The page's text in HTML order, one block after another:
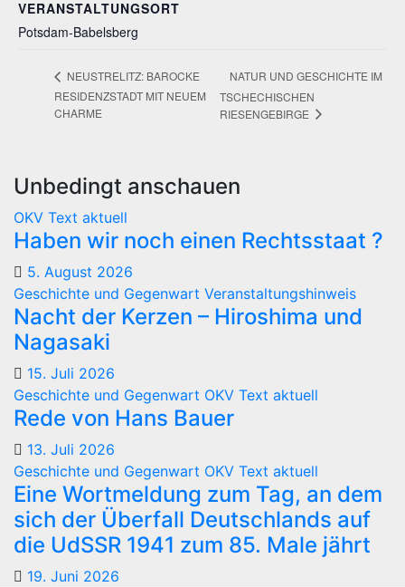
VERANSTALTUNGSORT
Potsdam-Babelsberg
NEUSTRELITZ: BAROCKE
RESIDENZSTADT MIT NEUEM
CHARME
NATUR UND GESCHICHTE IM
TSCHECHISCHEN
RIESENGEBIRGE
Unbedingt anschauen
OKV Text aktuell
Haben wir noch einen Rechtsstaat ?
5. August 2026
Geschichte und Gegenwart Veranstaltungshinweis
Nacht der Kerzen – Hiroshima und
Nagasaki
15. Juli 2026
Geschichte und Gegenwart OKV Text aktuell
Rede von Hans Bauer
13. Juli 2026
Geschichte und Gegenwart OKV Text aktuell
Eine Wortmeldung zum Tag, an dem
sich der Überfall Deutschlands auf
die UdSSR 1941 zum 85. Male jährt
19. Juni 2026